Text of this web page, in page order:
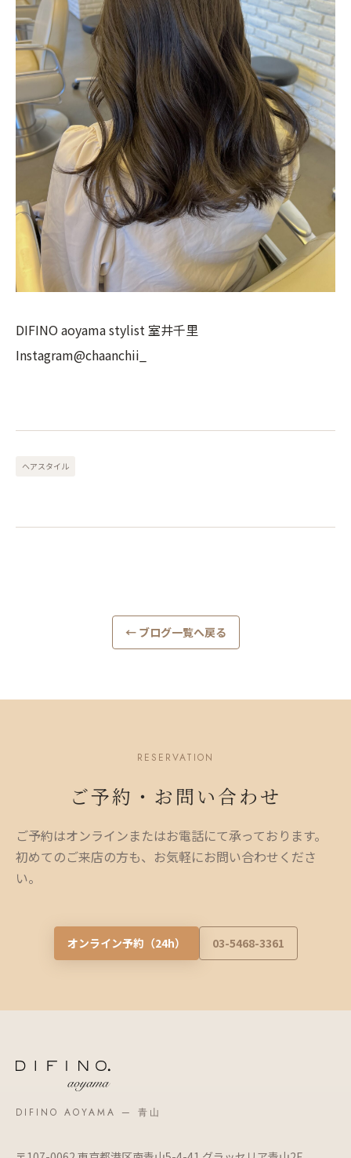
DIFINO aoyama stylist 室井千里
Instagram@chaanchii_
ヘアスタイル
← ブログ一覧へ戻る
RESERVATION
ご予約・お問い合わせ
ご予約はオンラインまたはお電話にて承っております。
初めてのご来店の方も、お気軽にお問い合わせくださ
い。
オンライン予約（24h） 03-5468-3361
DIFINO AOYAMA — 青山